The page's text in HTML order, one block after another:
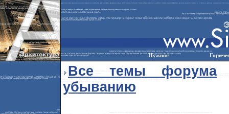
Нужное
Все темы форума
убыванию